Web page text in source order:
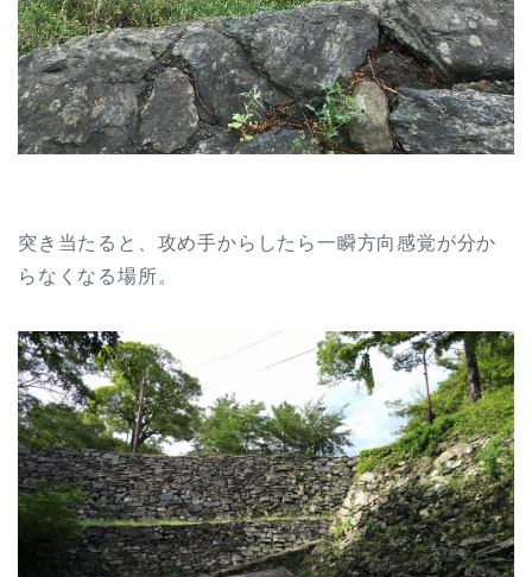
突き当たると、攻め手からしたら一瞬方向感覚が分か
らなくなる場所。